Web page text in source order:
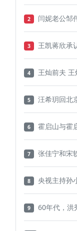
2 闫妮老公邹
3 王凯蒋欣承
4 王灿前夫
5 汪希玥回北
6 霍启山与霍
7 张佳宁和宋
8 央视主持孙
9 60年代，洪